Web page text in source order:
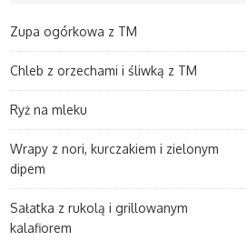
Zupa ogórkowa z TM
Chleb z orzechami i śliwką z TM
Ryż na mleku
Wrapy z nori, kurczakiem i zielonym
dipem
Sałatka z rukolą i grillowanym
kalafiorem